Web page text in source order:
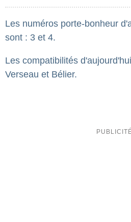
Les numéros porte-bonheur
sont : 3 et 4.
Les compatibilités
Verseau et Bélier.